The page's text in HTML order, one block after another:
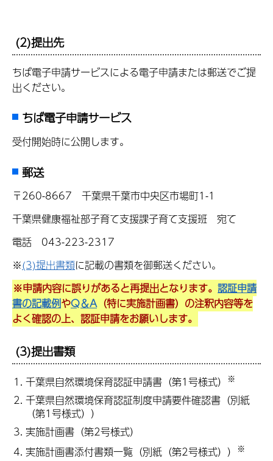
(2)提出先
ちば電子申請サービスによる電子申請または郵送でご提
出ください。
ちば電子申請サービス
受付開始時に公開します。
郵送
〒260-8667 千葉県千葉市中央区市場町1-1
千葉県健康福祉部子育て支援課子育て支援班 宛て
電話 043-223-2317
※(3)提出書類に記載の書類を御郵送ください。
※申請内容に誤りがあると再提出となります。 認証申請
書の記載例やQ＆A（特に実施計画書）の注釈内容等を
よく確認の上、認証申請をお願いします。
(3)提出書類
千葉県自然環境保育認証申請書（第1号様式） ※
千葉県自然環境保育認証制度申請要件確認書（別紙
（第1号様式））
実施計画書（第2号様式）
実施計画書添付書類一覧（別紙（第2号様式））
※